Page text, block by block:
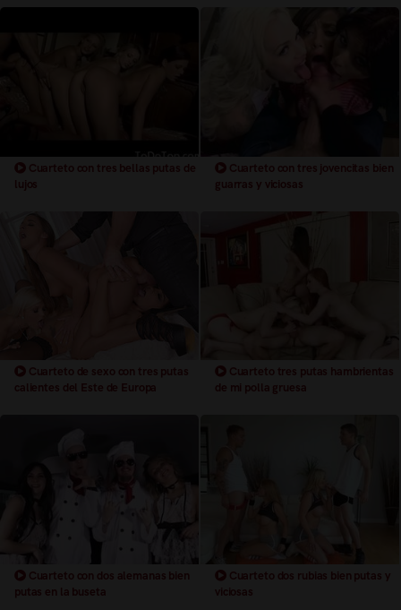
Cuarteto con tres bellas putas de
lujos
Cuarteto con tres jovencitas bien
guarras y viciosas
Cuarteto de sexo con tres putas
calientes del Este de Europa
Cuarteto tres putas hambrientas
de mi polla gruesa
Cuarteto con dos alemanas bien
putas en la buseta
Cuarteto dos rubias bien putas y
viciosas